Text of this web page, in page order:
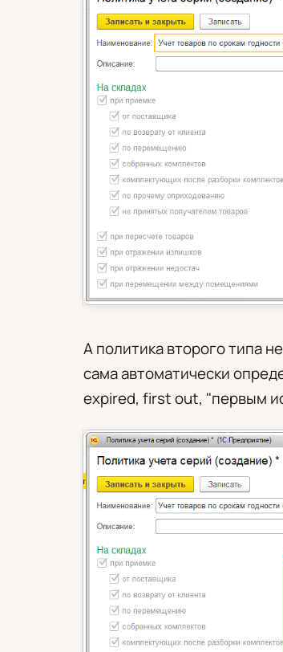
А политика второго типа
сама автоматически
expired, first out, "первым